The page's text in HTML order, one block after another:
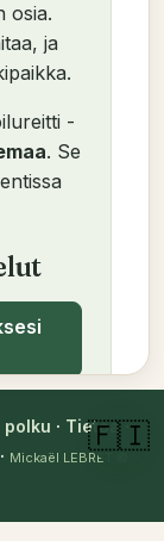
osia.
ja
-
. Se
polku · Tietoa·
· Mickaël LEBRET
🇫🇮